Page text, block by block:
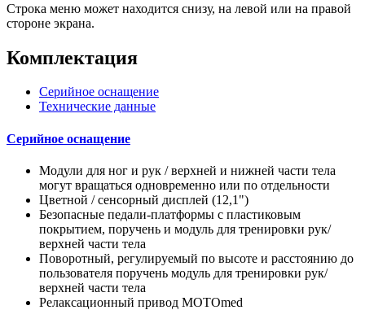
Строка меню может находится снизу, на левой или на правой
стороне экрана.
Комплектация
Серийное оснащение
Технические данные
Серийное оснащение
Модули для ног и рук / верхней и нижней части тела
могут вращаться одновременно или по отдельности
Цветной / сенсорный дисплей (12,1")
Безопасные педали-платформы с пластиковым
покрытием, поручень и модуль для тренировки рук/
верхней части тела
Поворотный, регулируемый по высоте и расстоянию до
пользователя поручень модуль для тренировки рук/
верхней части тела
Релаксационный привод MOTOmed